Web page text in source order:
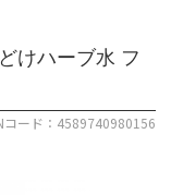
けハーブ水 フ
コード：4589740980156